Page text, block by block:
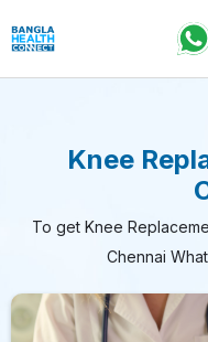
Knee
To get Knee
Chennai